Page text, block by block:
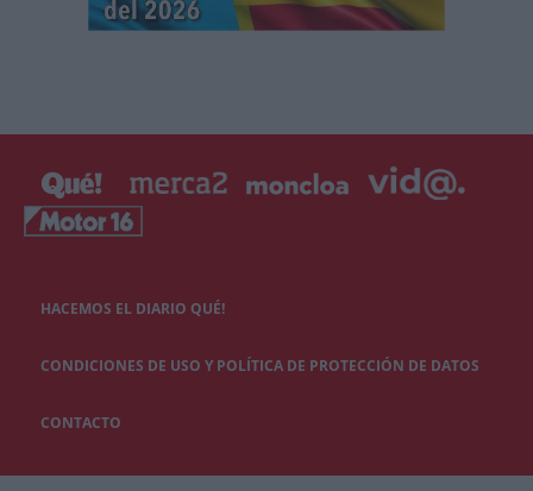
HACEMOS EL DIARIO QUÉ!
CONDICIONES DE USO Y POLÍTICA DE PROTECCIÓN DE DATOS
CONTACTO